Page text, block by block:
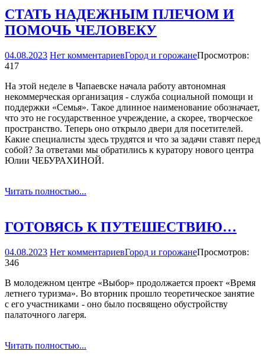
СТАТЬ НАДЕЖНЫМ ПЛЕЧОМ И
ПОМОЧЬ ЧЕЛОВЕКУ
04.08.2023 Нет комментариевГород и горожанеПросмотров:
417
На этой неделе в Чапаевске начала работу автономная
некоммерческая организация - служба социальной помощи и
поддержки «Семья». Такое длинное наименование обозначает,
что это не государственное учреждение, а скорее, творческое
пространство. Теперь оно открыло двери для посетителей.
Какие специалисты здесь трудятся и что за задачи ставят перед
собой? За ответами мы обратились к куратору нового центра
Юлии ЧЕБУРАХИНОЙ.
Читать полностью...
ГОТОВЯСЬ К ПУТЕШЕСТВИЮ…
04.08.2023 Нет комментариевГород и горожанеПросмотров:
346
В молодежном центре «Выбор» продолжается проект «Время
летнего туризма». Во вторник прошло теоретическое занятие
с его участниками - оно было посвящено обустройству
палаточного лагеря.
Читать полностью...